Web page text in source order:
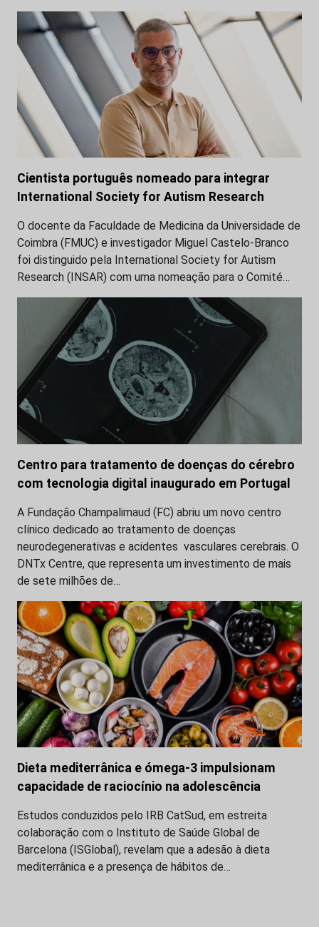
Cientista português nomeado para integrar
International Society for Autism Research
O docente da Faculdade de Medicina da Universidade de
Coimbra (FMUC) e investigador Miguel Castelo-Branco
foi distinguido pela International Society for Autism
Research (INSAR) com uma nomeação para o Comité…
Centro para tratamento de doenças do cérebro
com tecnologia digital inaugurado em Portugal
A Fundação Champalimaud (FC) abriu um novo centro
clínico dedicado ao tratamento de doenças
neurodegenerativas e acidentes vasculares cerebrais. O
DNTx Centre, que representa um investimento de mais
de sete milhões de…
Dieta mediterrânica e ómega-3 impulsionam
capacidade de raciocínio na adolescência
Estudos conduzidos pelo IRB CatSud, em estreita
colaboração com o Instituto de Saúde Global de
Barcelona (ISGlobal), revelam que a adesão à dieta
mediterrânica e a presença de hábitos de…